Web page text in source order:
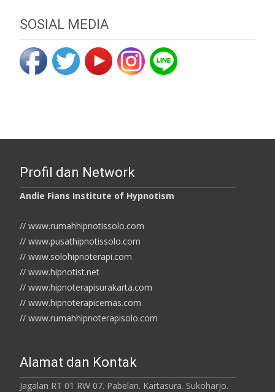
SOSIAL MEDIA
Profil dan Network
Andie Fians Institute of Hypnotism
// www.rumahhipnotissolo.com
// www.pusathipnotissolo.com
// www.solohipnoterapi.com
// www.hipnotist.net
// www.hipnoterapisurakarta.com
// www.hipnoterapicemas.com
// www.rumahhipnoterapisolo.com
Alamat dan Kontak
Jagalan RT 01 RW 07. Pabelan. Kartasura. Sukoharjo.